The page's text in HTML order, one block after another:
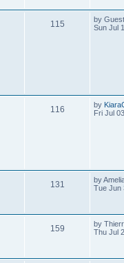
115 by Guest
Sun Jul
116 by
Fri Jul
131 by
Tue Jun
159 by
Thu Jul